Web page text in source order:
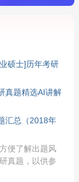
硕士]历年考研
真题精选AI讲解
汇总（2018年
便了解出题风
真题，以供参